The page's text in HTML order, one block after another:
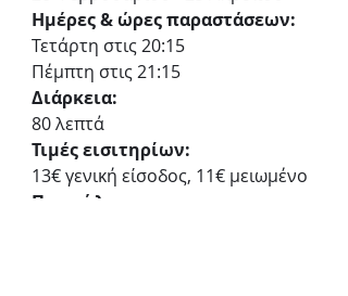
Ημέρες & ώρες παραστάσεων:
Τετάρτη στις 20:15
Πέμπτη στις 21:15
Διάρκεια:
80 λεπτά
Τιμές εισιτηρίων:
13€ γενική είσοδος, 11€ μειωμένο
Προπώληση: